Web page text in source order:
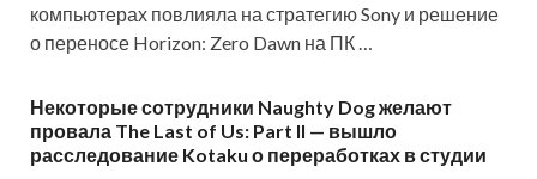
компьютерах повлияла на стратегию Sony и решение
о переносе Horizon: Zero Dawn на ПК …
Некоторые сотрудники Naughty Dog желают
провала The Last of Us: Part II — вышло
расследование Kotaku о переработках в студии